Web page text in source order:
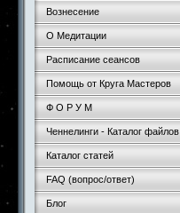
Вознесение
О Медитации
Расписание сеансов
Помощь от Круга Мастеров
Ф О Р У М
Ченнелинги - Каталог файлов
Каталог статей
FAQ (вопрос/ответ)
Блог